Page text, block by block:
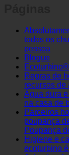
todos os
pessoa
Blogue
Regras de
recursos de
Água dura
na casa de
Parceiros
poupança
Poupança
Higiene e